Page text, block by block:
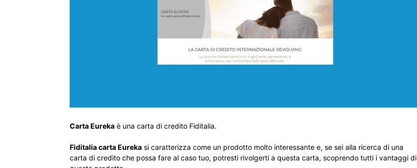
Carta Eureka è una carta di credito Fiditalia.
Fiditalia carta Eureka si caratterizza come un prodotto molto interessante e, se sei alla ricerca di una
carta di credito che possa fare al caso tuo, potresti rivolgerti a questa carta, scoprendo tutti i vantaggi di